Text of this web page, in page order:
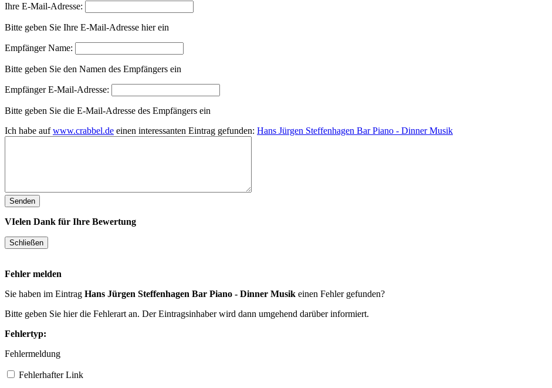
Ihre E-Mail-Adresse:
Bitte geben Sie Ihre E-Mail-Adresse hier ein
Empfänger Name:
Bitte geben Sie den Namen des Empfängers ein
Empfänger E-Mail-Adresse:
Bitte geben Sie die E-Mail-Adresse des Empfängers ein
Ich habe aufwww.crabbel.de einen interessanten Eintrag gefunden: Hans Jürgen Steffenhagen Bar Piano - Dinner Musik
VIelen Dank für Ihre Bewertung
Fehler melden
Sie haben im Eintrag Hans Jürgen Steffenhagen Bar Piano - Dinner Musik einen Fehler gefunden?
Bitte geben Sie hier die Fehlerart an. Der Eintragsinhaber wird dann umgehend darüber informiert.
Fehlertyp:
Fehlermeldung
Fehlerhafter Link